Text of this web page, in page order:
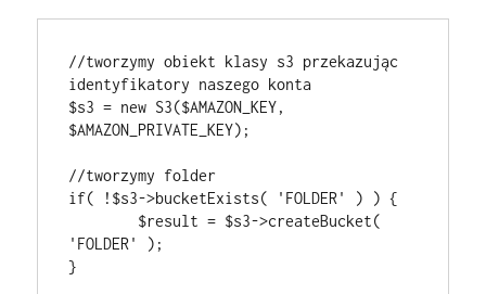
//tworzymy obiekt klasy s3 przekazując
identyfikatory naszego konta
$s3 = new S3($AMAZON_KEY,
$AMAZON_PRIVATE_KEY);
//tworzymy folder
if( !$s3->bucketExists( 'FOLDER' ) ) {
'FOLDER' );
}